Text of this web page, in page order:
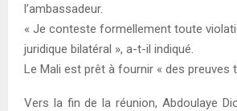
l’ambassadeur.
« Je conteste formellement toute
juridique bilatéral », a-t-il indiqué.
Le Mali est prêt à fournir « des preuves
Vers la fin de la réunion, Abdoulaye